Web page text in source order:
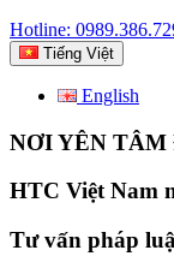
Hotline:
Tiếng Việt
English
NƠI YÊN TÂM
HTC Việt Nam
Tư vấn pháp